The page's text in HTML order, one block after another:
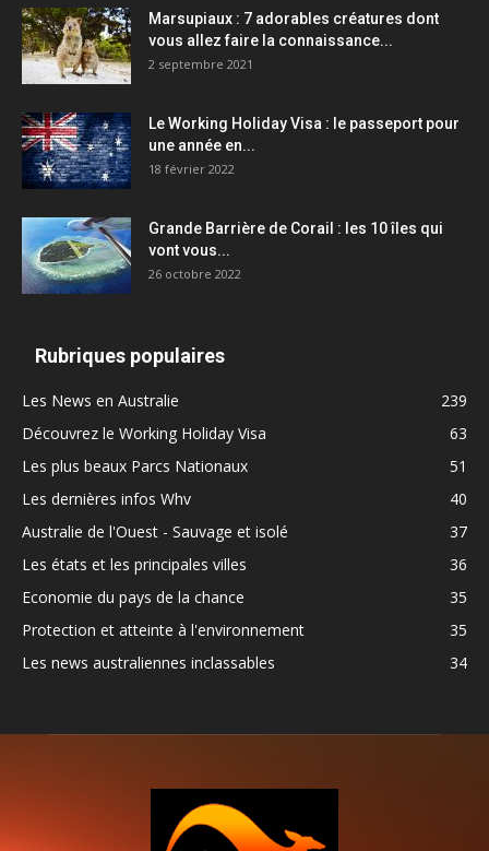
Marsupiaux : 7 adorables créatures dont
vous allez faire la connaissance...
2 septembre 2021
Le Working Holiday Visa : le passeport pour
une année en...
18 février 2022
Grande Barrière de Corail : les 10 îles qui
vont vous...
26 octobre 2022
Rubriques populaires
Les News en Australie
239
Découvrez le Working Holiday Visa
63
Les plus beaux Parcs Nationaux
51
Les dernières infos Whv
40
Australie de l'Ouest - Sauvage et isolé
37
Les états et les principales villes
36
Economie du pays de la chance
35
Protection et atteinte à l'environnement
35
Les news australiennes inclassables
34